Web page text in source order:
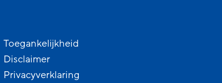
Toegankelijkheid
Disclaimer
Privacyverklaring